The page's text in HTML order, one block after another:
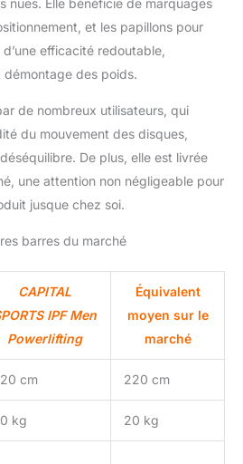
nues. Elle bénéficie de marquages
et les papillons pour
efficacité redoutable,
des poids.
de nombreux utilisateurs, qui
du mouvement des disques,
De plus, elle est livrée
une attention non négligeable pour
jusque chez soi.
barres du marché
CAPITAL
IPF Men
Powerlifting
Équivalent
moyen sur le
marché
cm 220 cm
kg 20 kg